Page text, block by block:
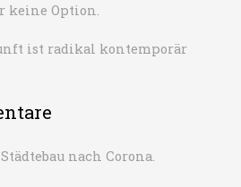
keine Option.
ist radikal kontemporär
Städtebau nach Corona.